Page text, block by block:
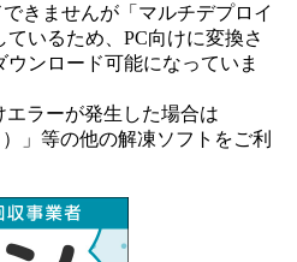
きませんが「マルチデプロイ
ているため、PC向けに変換さ
ンロード可能になっていま
ラーが発生した場合は
）」等の他の解凍ソフトをご利